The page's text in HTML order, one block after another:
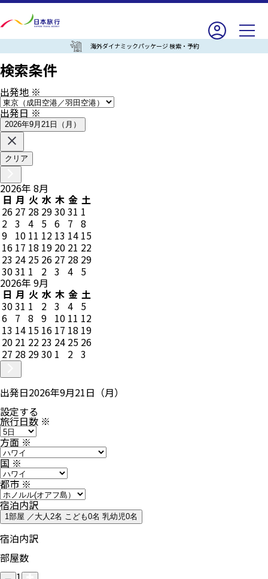
海外ダイナミックパッケージ 検索・予約
検索条件
出発地 ※
出発日※
2026年9月21日（月）
クリア
2026年 8月
日 月 火 水 木 金 土
26 27 28 293031 1
2 3 4 5 6 7 8
9 10 11 12 13 14 15
16 17 18 19 20 21 22
23 24 25 26 27 28 29
3031 1 2 3 4 5
2026年 9月
日 月 火 水 木 金 土
3031 1 2 3 4 5
6 7 8 9 10 11 12
13 14 15 16 17 18 19
20 21 22 23 24 25 26
27 28 2930 1 2 3
出発日2026年9月21日（月）
設定する
旅行日数 ※
方面※
国※
都市※
宿泊内訳
1部屋 ／大人2名 こども0名 乳幼児0名
宿泊内訳
部屋数